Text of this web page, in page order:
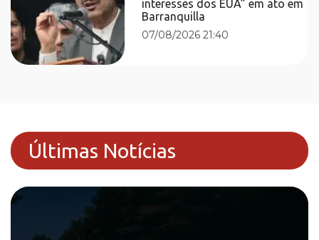
interesses dos EUA” em ato em
Barranquilla
07/08/2026 21:40
Últimas Notícias